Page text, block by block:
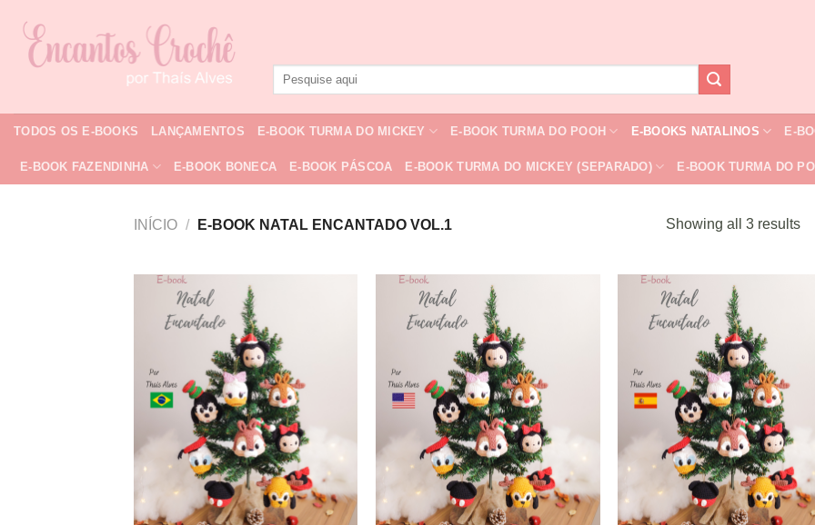
content
Pesquisar
TODOS OS E-BOOKS LANÇAMENTOS E-BOOK TURMA DO MICKEY E-BOOK TURMA DO POOH E-BOOKS NATALINOS E-
E-BOOK FAZENDINHA E-BOOK BONECA E-BOOK PÁSCOA E-BOOK TURMA DO MICKEY (SEPARADO) E-BOOK TURMA DO
INÍCIO / E-BOOK NATAL ENCANTADO VOL.1 Showing all 3 results
desejos
desejos